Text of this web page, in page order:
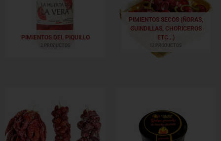
PIMIENTOS DEL PIQUILLO
2 PRODUCTOS
PIMIENTOS SECOS (ÑORAS,
GUINDILLAS, CHORICEROS
ETC...)
12 PRODUCTOS